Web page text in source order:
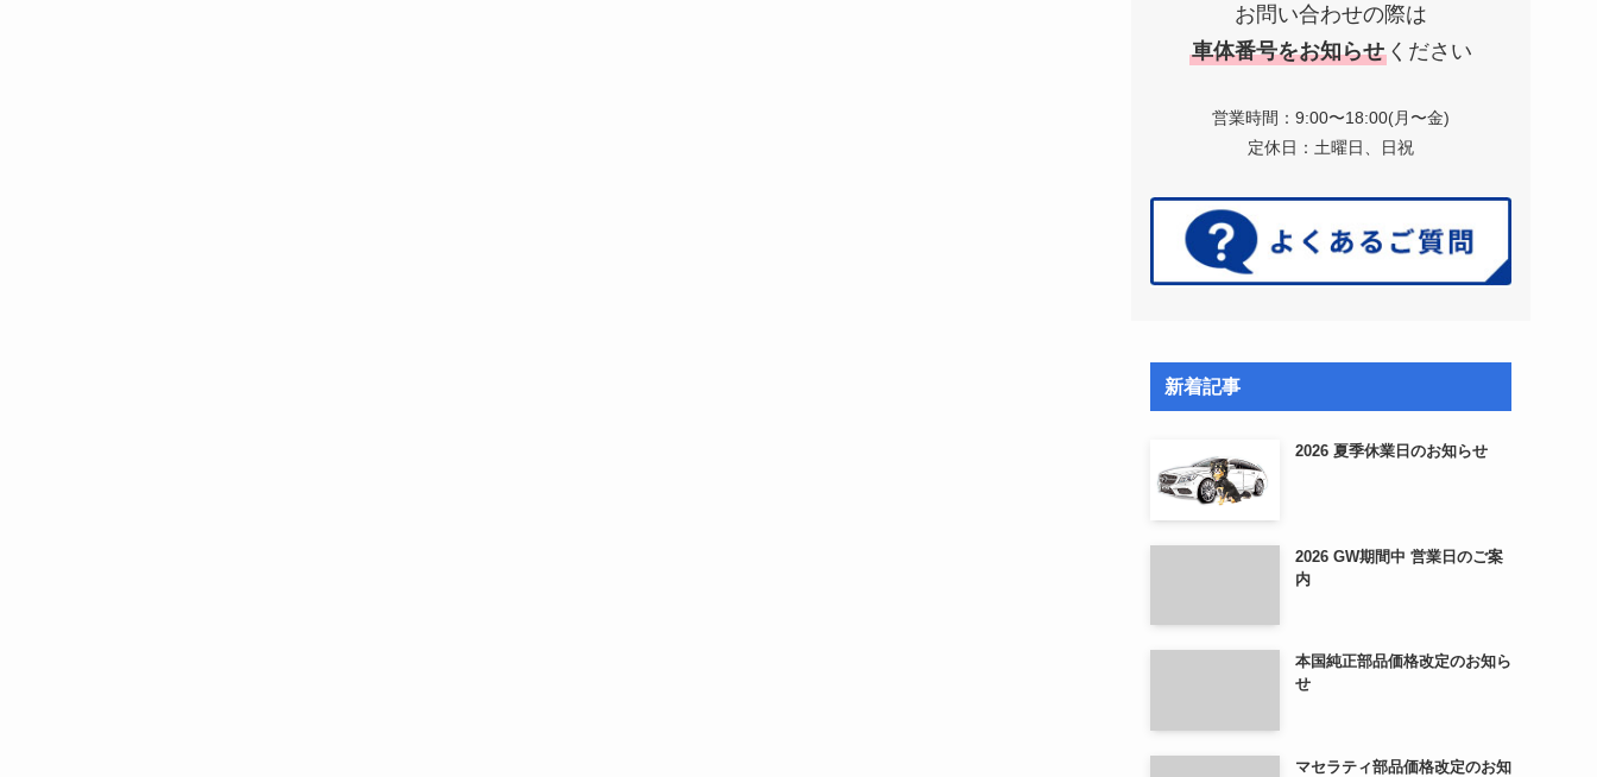
お問い合わせの際は
車体番号をお知らせ ください
営業時間：9:00〜18:00(月〜金)
定休日：土曜日、日祝
新着記事
2026 夏季休業日のお知らせ
2026 GW期間中 営業日のご案
内
本国純正部品価格改定のお知ら
せ
マセラティ部品価格改定のお知